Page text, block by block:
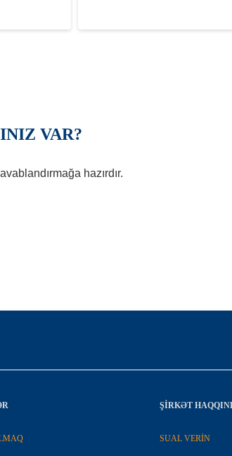
VAR?
hazırdır.
ŞIRKƏT
SUAL VERİN